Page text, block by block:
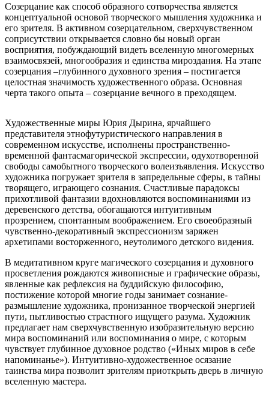
Созерцание как способ образного сотворчества является
концептуальной основой творческого мышления художника и
его зрителя. В активном созерцательном, сверхчувственном
соприсутствии открывается словно бы новый орган
восприятия, побуждающий видеть вселенную многомерных
взаимосвязей, многообразия и единства мироздания. На этапе
созерцания –глубинного духовного зрения – постигается
целостная значимость художественного образа. Основная
черта такого опыта – созерцание вечного в преходящем.
Художественные миры Юрия Дырина, ярчайшего
представителя этнофутуристического направления в
современном искусстве, исполнены пространственно-
временной фантасмагорической экспрессии, одухотворенной
свободы самобытного творческого волеизъявления. Искусство
художника погружает зрителя в запредельные сферы, в тайны
творящего, играющего сознания. Счастливые парадоксы
прихотливой фантазии вдохновляются воспоминаниями из
деревенского детства, обогащаются интуитивным
прозрением, спонтанным воображением. Его своеобразный
чувственно-декоративный экспрессионизм заряжен
архетипами восторженного, неутолимого детского видения.
В медитативном круге магического созерцания и духовного
просветления рождаются живописные и графические образы,
явленные как рефлексия на буддийскую философию,
постижение которой многие годы занимает сознание-
размышление художника, пронизанное творческой энергией
пути, пытливостью страстного ищущего разума. Художник
предлагает нам сверхчувственную изобразительную версию
мира воспоминаний или воспоминания о мире, с которым
чувствует глубинное духовное родство («Иных миров в себе
напоминанье»). Интуитивно-художественное осязание
таинства мира позволит зрителям приоткрыть дверь в личную
вселенную мастера.